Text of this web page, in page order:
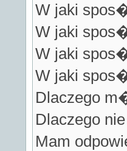
W jaki
W jaki
W jaki
W jaki
Dlaczego
Dlaczego
Mam